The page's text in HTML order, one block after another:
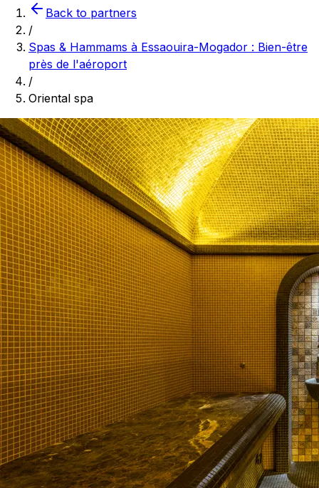
Back to partners
/
Spas & Hammams à Essaouira-Mogador : Bien-être
près de l'aéroport
/
Oriental spa